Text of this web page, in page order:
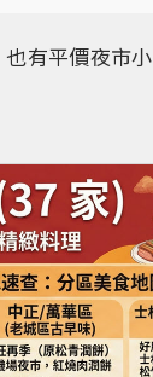
有平價夜市